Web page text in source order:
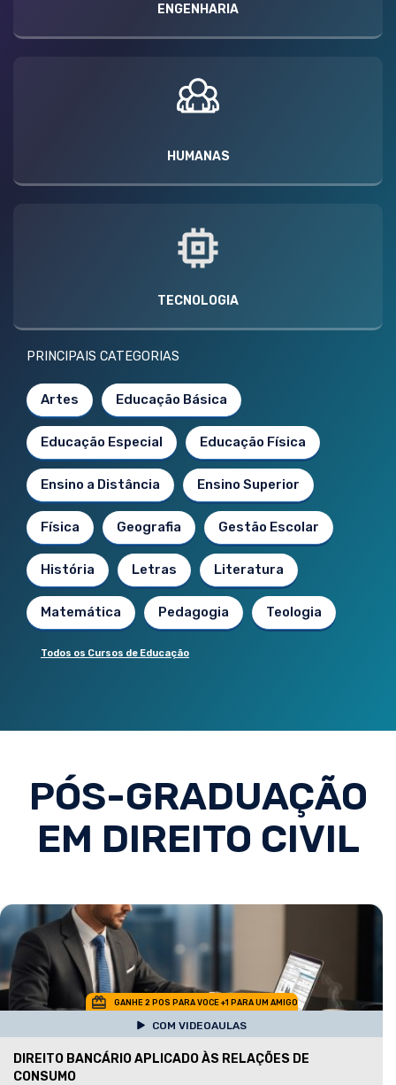
ENGENHARIA
HUMANAS
TECNOLOGIA
PRINCIPAIS CATEGORIAS
Artes Educação Básica
Educação Especial Educação Física
Ensino a Distância Ensino Superior
Física Geografia Gestão Escolar
História Letras Literatura
Matemática Pedagogia Teologia
Todos os Cursos de Educação
PÓS-GRADUAÇÃO
EM DIREITO CIVIL
GANHE 2 POS PARA VOCE +1 PARA UM AMIGO
COM VIDEOAULAS
DIREITO BANCÁRIO APLICADO ÀS RELAÇÕES DE
CONSUMO